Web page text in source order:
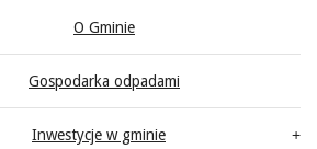
O Gminie
Gospodarka odpadami
Inwestycje w gminie